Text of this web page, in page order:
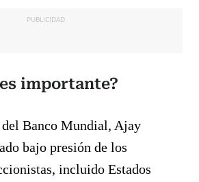
PUBLICIDAD
importante?
Banco Mundial, Ajay
bajo presión de los
incluido Estados